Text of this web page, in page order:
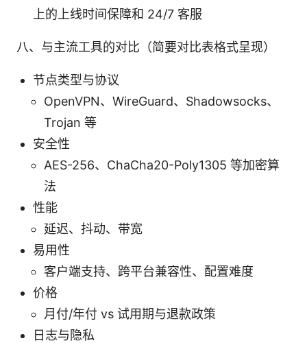
上的上线时间保障和 24/7 客服
八、与主流工具的对比（简要对比表格式呈现）
节点类型与协议
OpenVPN、WireGuard、Shadowsocks、
Trojan 等
安全性
AES-256、ChaCha20-Poly1305 等加密算
法
性能
延迟、抖动、带宽
易用性
客户端支持、跨平台兼容性、配置难度
价格
月付/年付 vs 试用期与退款政策
日志与隐私